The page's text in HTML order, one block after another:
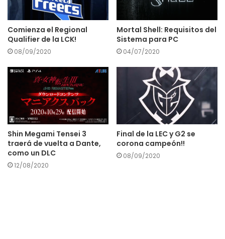
Comienza el Regional
Qualifier de la LCK!
08/09/2020
Mortal Shell: Requisitos del
Sistema para PC
04/07/2020
Shin Megami Tensei 3
traerá de vuelta a Dante,
como un DLC
12/08/2020
Final de la LEC y G2 se
corona campeón!!
08/09/2020